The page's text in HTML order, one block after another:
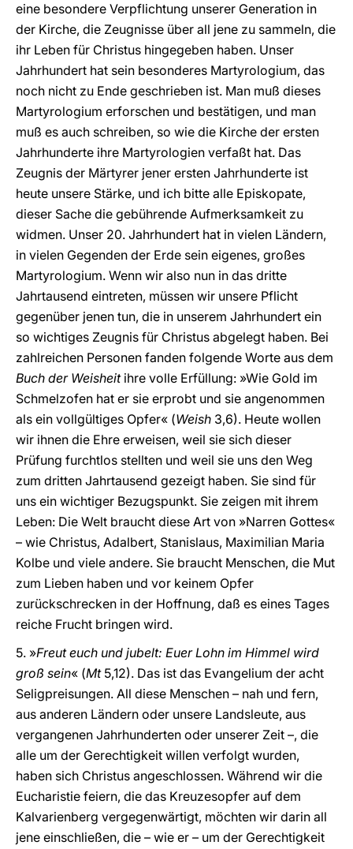
eine besondere Verpflichtung unserer Generation in
der Kirche, die Zeugnisse über all jene zu sammeln, die
ihr Leben für Christus hingegeben haben. Unser
Jahrhundert hat sein besonderes Martyrologium, das
noch nicht zu Ende geschrieben ist. Man muß dieses
Martyrologium erforschen und bestätigen, und man
muß es auch schreiben, so wie die Kirche der ersten
Jahrhunderte ihre Martyrologien verfaßt hat. Das
Zeugnis der Märtyrer jener ersten Jahrhunderte ist
heute unsere Stärke, und ich bitte alle Episkopate,
dieser Sache die gebührende Aufmerksamkeit zu
widmen. Unser 20. Jahrhundert hat in vielen Ländern,
in vielen Gegenden der Erde sein eigenes, großes
Martyrologium. Wenn wir also nun in das dritte
Jahrtausend eintreten, müssen wir unsere Pflicht
gegenüber jenen tun, die in unserem Jahrhundert ein
so wichtiges Zeugnis für Christus abgelegt haben. Bei
zahlreichen Personen fanden folgende Worte aus dem
Buch der Weisheitihre volle Erfüllung: »Wie Gold im
Schmelzofen hat er sie erprobt und sie angenommen
als ein vollgültiges Opfer« (Weish 3,6). Heute wollen
wir ihnen die Ehre erweisen, weil sie sich dieser
Prüfung furchtlos stellten und weil sie uns den Weg
zum dritten Jahrtausend gezeigt haben. Sie sind für
uns ein wichtiger Bezugspunkt. Sie zeigen mit ihrem
Leben: Die Welt braucht diese Art von »Narren Gottes«
– wie Christus, Adalbert, Stanislaus, Maximilian Maria
Kolbe und viele andere. Sie braucht Menschen, die Mut
zum Lieben haben und vor keinem Opfer
zurückschrecken in der Hoffnung, daß es eines Tages
reiche Frucht bringen wird.
5. »Freut euch und jubelt: Euer Lohn im Himmel wird
groß sein« (Mt5,12). Das ist das Evangelium der acht
Seligpreisungen. All diese Menschen – nah und fern,
aus anderen Ländern oder unsere Landsleute, aus
vergangenen Jahrhunderten oder unserer Zeit –, die
alle um der Gerechtigkeit willen verfolgt wurden,
haben sich Christus angeschlossen. Während wir die
Eucharistie feiern, die das Kreuzesopfer auf dem
Kalvarienberg vergegenwärtigt, möchten wir darin all
jene einschließen, die – wie er – um der Gerechtigkeit